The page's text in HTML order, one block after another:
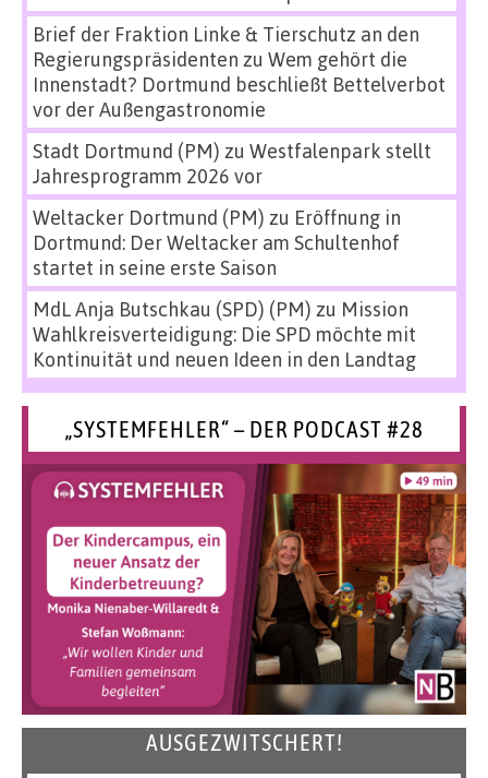
Brief der Fraktion Linke & Tierschutz an den
Regierungspräsidenten zu Wem gehört die
Innenstadt? Dortmund beschließt Bettelverbot
vor der Außengastronomie
Stadt Dortmund (PM) zu Westfalenpark stellt
Jahresprogramm 2026 vor
Weltacker Dortmund (PM) zu Eröffnung in
Dortmund: Der Weltacker am Schultenhof
startet in seine erste Saison
MdL Anja Butschkau (SPD) (PM) zu Mission
Wahlkreisverteidigung: Die SPD möchte mit
Kontinuität und neuen Ideen in den Landtag
„SYSTEMFEHLER“ – DER PODCAST #28
AUSGEZWITSCHERT!